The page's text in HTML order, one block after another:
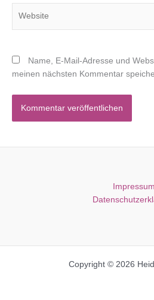
Name, E-Mail-Adresse und
meinen nächsten Kommentar
Impressum
Copyright © 2026